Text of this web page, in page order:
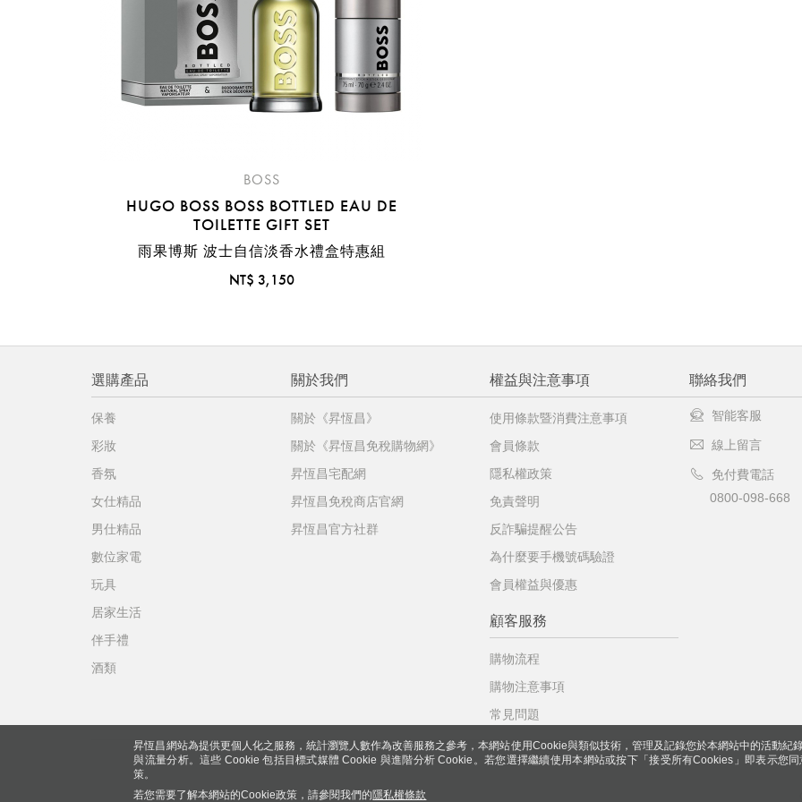
BOSS
HUGO BOSS BOSS BOTTLED EAU DE
TOILETTE GIFT SET
雨果博斯 波士自信淡香水禮盒特惠組
NT$ 3,150
昇恆昌網站為提供更個人化之服務，統計瀏覽人數作為改善服務之參考，本網站使用Cookie與類似技術，管理及記錄您於本網站中的活動紀
與流量分析。這些 Cookie 包括目標式媒體 Cookie 與進階分析 Cookie。若您選擇繼續使用本網站或按下「接受所有Cookies」即表示您
策。
若您需要了解本網站的Cookie政策，請參閱我們的隱私權條款
選購產品
保養
彩妝
香氛
女仕精品
男仕精品
數位家電
玩具
居家生活
伴手禮
酒類
關於我們
關於《昇恆昌》
關於《昇恆昌免稅購物網》
昇恆昌宅配網
昇恆昌免稅商店官網
昇恆昌官方社群
權益與注意事項
使用條款暨消費注意事項
會員條款
隱私權政策
免責聲明
反詐騙提醒公告
為什麼要手機號碼驗證
會員權益與優惠
顧客服務
購物流程
購物注意事項
常見問題
聯絡我們
智能客服
線上留言
免付費電話
0800-098-668